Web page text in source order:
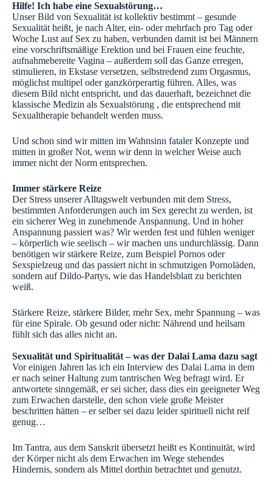
Hilfe! Ich habe eine Sexualstörung…
Unser Bild von Sexualität ist kollektiv bestimmt – gesunde
Sexualität heißt, je nach Alter, ein- oder mehrfach pro Tag oder
Woche Lust auf Sex zu haben, verbunden damit ist bei Männern
eine vorschriftsmäßige Erektion und bei Frauen eine feuchte,
aufnahmebereite Vagina – außerdem soll das Ganze erregen,
stimulieren, in Ekstase versetzen, selbstredend zum Orgasmus,
möglichst multipel oder ganzkörperartig führen. Alles, was
diesem Bild nicht entspricht, und das dauerhaft, bezeichnet die
klassische Medizin als Sexualstörung , die entsprechend mit
Sexualtherapie behandelt werden muss.
Und schon sind wir mitten im Wahnsinn fataler Konzepte und
mitten in großer Not, wenn wir denn in welcher Weise auch
immer nicht der Norm entsprechen.
Immer stärkere Reize
Der Stress unserer Alltagswelt verbunden mit dem Stress,
bestimmten Anforderungen auch im Sex gerecht zu werden, ist
ein sicherer Weg in zunehmende Anspannung. Und in hoher
Anspannung passiert was? Wir werden fest und fühlen weniger
– körperlich wie seelisch – wir machen uns undurchlässig. Dann
benötigen wir stärkere Reize, zum Beispiel Pornos oder
Sexspielzeug und das passiert nicht in schmutzigen Pornoläden,
sondern auf Dildo-Partys, wie das Handelsblatt zu berichten
weiß.
Stärkere Reize, stärkere Bilder, mehr Sex, mehr Spannung – was
für eine Spirale. Ob gesund oder nicht: Nährend und heilsam
fühlt sich das alles nicht an.
Sexualität und Spiritualität – was der Dalai Lama dazu sagt
Vor einigen Jahren las ich ein Interview des Dalai Lama in dem
er nach seiner Haltung zum tantrischen Weg befragt wird. Er
antwortete sinngemäß, er sei sicher, dass dies ein geeigneter Weg
zum Erwachen darstelle, den schon viele große Meister
beschritten hätten – er selber sei dazu leider spirituell nicht reif
genug…
Im Tantra, aus dem Sanskrit übersetzt heißt es Kontinuität, wird
der Körper nicht als dem Erwachen im Wege stehendes
Hindernis, sondern als Mittel dorthin betrachtet und genutzt.